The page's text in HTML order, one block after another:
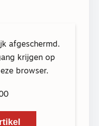
afgeschermd.
krijgen op
browser.